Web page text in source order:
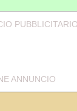
PUBBLICITARIO
ANNUNCIO